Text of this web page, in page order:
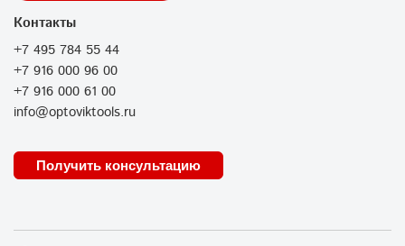
Контакты
+7 495 784 55 44
+7 916 000 96 00
+7 916 000 61 00
info@optoviktools.ru
Получить консультацию